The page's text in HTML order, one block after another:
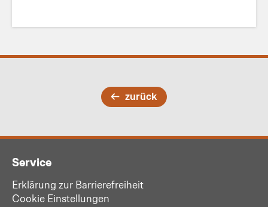
zurück
Service
Erklärung zur Barrierefreiheit
Cookie Einstellungen